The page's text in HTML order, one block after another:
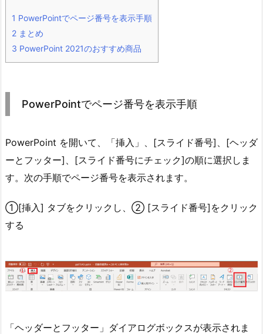
1 PowerPointでページ番号を表示手順
2 まとめ
3 PowerPoint 2021のおすすめ商品
PowerPointでページ番号を表示手順
PowerPoint を開いて、「挿入」、[スライド番号]、[ヘッダ
ーとフッター]、[スライド番号にチェック]の順に選択しま
す。次の手順でページ番号を表示されます。
①[挿入] タブをクリックし、② [スライド番号]をクリック
する
「ヘッダーとフッター」ダイアログボックスが表示されま